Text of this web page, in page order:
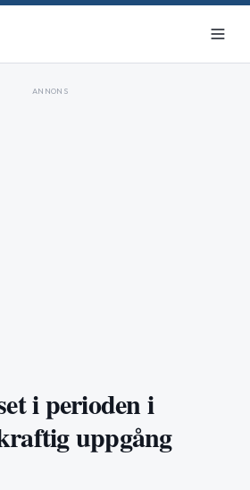
ANNONS
i perioden i
uppgång